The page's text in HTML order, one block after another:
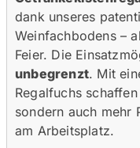
dank unseres
Weinfachbodens –
Feier. Die
unbegrenzt. Mit
Regalfuchs
sondern auch mehr
am Arbeitsplatz.